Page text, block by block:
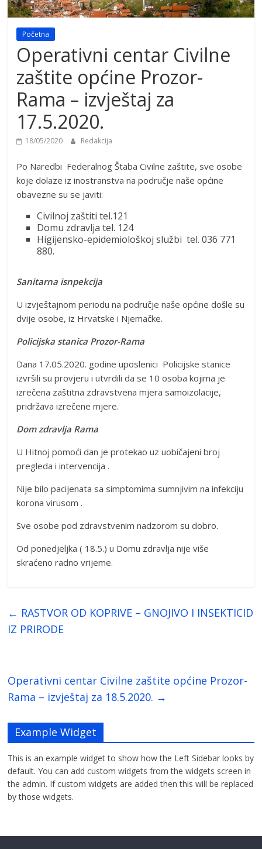
Početna
Operativni centar Civilne
zaštite općine Prozor-
Rama – izvještaj za
17.5.2020.
18/05/2020 Redakcija
Po Naredbi Federalnog Štaba Civilne zaštite, sve osobe
koje dolaze iz inostranstva na područje naše općine
obavezne su se javiti:
Civilnoj zaštiti tel.121
Domu zdravlja tel. 124
Higijensko-epidemiološkoj službi tel. 036 771
880.
Sanitarna isnpekcija
U izvještajnom periodu na područje naše općine došle su
dvije osobe, iz Hrvatske i Njemačke.
Policijska stanica Prozor-Rama
Dana 17.05.2020. godine uposlenici Policijske stanice
izvršili su provjeru i utvrdili da se 10 osoba kojima je
izrečena zaštitna zdravstvena mjera samoizolacije,
pridržava izrečene mjere.
Dom zdravlja Rama
U Hitnoj pomoći dan je protekao uz uobičajeni broj
pregleda i intervencija .
Nije bilo pacijenata sa simptomima sumnjivim na infekciju
korona virusom .
Sve osobe pod zdravstvenim nadzorom su dobro.
Od ponedjeljka ( 18.5.) u Domu zdravlja nije više
skraćeno radno vrijeme.
← RASTVOR OD KOPRIVE – GNOJIVO I INSEKTICID
IZ PRIRODE
Operativni centar Civilne zaštite općine Prozor-
Rama – izvještaj za 18.5.2020. →
Example Widget
This is an example widget to show how the Left Sidebar looks by
default. You can add custom widgets from the widgets screen in
the admin. If custom widgets are added then this will be replaced
by those widgets.